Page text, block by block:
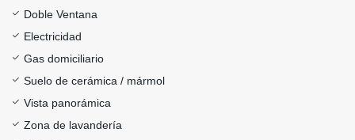
Doble Ventana
Electricidad
Gas domiciliario
Suelo de cerámica / mármol
Vista panorámica
Zona de lavandería